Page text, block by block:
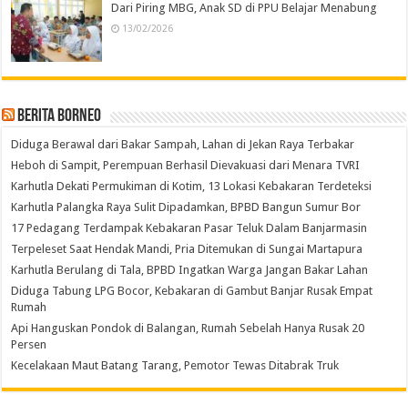
Dari Piring MBG, Anak SD di PPU Belajar Menabung
13/02/2026
Berita Borneo
Diduga Berawal dari Bakar Sampah, Lahan di Jekan Raya Terbakar
Heboh di Sampit, Perempuan Berhasil Dievakuasi dari Menara TVRI
Karhutla Dekati Permukiman di Kotim, 13 Lokasi Kebakaran Terdeteksi
Karhutla Palangka Raya Sulit Dipadamkan, BPBD Bangun Sumur Bor
17 Pedagang Terdampak Kebakaran Pasar Teluk Dalam Banjarmasin
Terpeleset Saat Hendak Mandi, Pria Ditemukan di Sungai Martapura
Karhutla Berulang di Tala, BPBD Ingatkan Warga Jangan Bakar Lahan
Diduga Tabung LPG Bocor, Kebakaran di Gambut Banjar Rusak Empat
Rumah
Api Hanguskan Pondok di Balangan, Rumah Sebelah Hanya Rusak 20
Persen
Kecelakaan Maut Batang Tarang, Pemotor Tewas Ditabrak Truk